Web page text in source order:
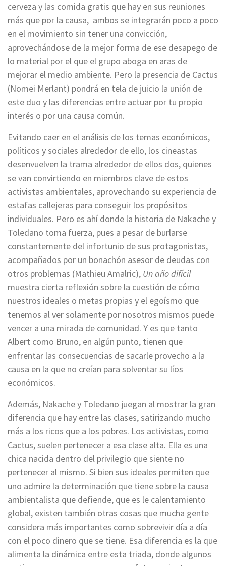
cerveza y las comida gratis que hay en sus reuniones
más que por la causa, ambos se integrarán poco a poco
en el movimiento sin tener una convicción,
aprovechándose de la mejor forma de ese desapego de
lo material por el que el grupo aboga en aras de
mejorar el medio ambiente. Pero la presencia de Cactus
(Nomei Merlant) pondrá en tela de juicio la unión de
este duo y las diferencias entre actuar por tu propio
interés o por una causa común.
Evitando caer en el análisis de los temas económicos,
políticos y sociales alrededor de ello, los cineastas
desenvuelven la trama alrededor de ellos dos, quienes
se van convirtiendo en miembros clave de estos
activistas ambientales, aprovechando su experiencia de
estafas callejeras para conseguir los propósitos
individuales. Pero es ahí donde la historia de Nakache y
Toledano toma fuerza, pues a pesar de burlarse
constantemente del infortunio de sus protagonistas,
acompañados por un bonachón asesor de deudas con
otros problemas (Mathieu Amalric), Un año difícil
muestra cierta reflexión sobre la cuestión de cómo
nuestros ideales o metas propias y el egoísmo que
tenemos al ver solamente por nosotros mismos puede
vencer a una mirada de comunidad. Y es que tanto
Albert como Bruno, en algún punto, tienen que
enfrentar las consecuencias de sacarle provecho a la
causa en la que no creían para solventar su líos
económicos.
Además, Nakache y Toledano juegan al mostrar la gran
diferencia que hay entre las clases, satirizando mucho
más a los ricos que a los pobres. Los activistas, como
Cactus, suelen pertenecer a esa clase alta. Ella es una
chica nacida dentro del privilegio que siente no
pertenecer al mismo. Si bien sus ideales permiten que
uno admire la determinación que tiene sobre la causa
ambientalista que defiende, que es le calentamiento
global, existen también otras cosas que mucha gente
considera más importantes como sobrevivir día a día
con el poco dinero que se tiene. Esa diferencia es la que
alimenta la dinámica entre esta triada, donde algunos